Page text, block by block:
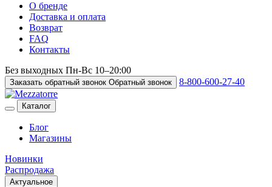
О бренде
Доставка и оплата
Возврат
FAQ
Контакты
Без выходных Пн-Вс 10–20:00
Заказать обратный звонок Обратный звонок 8-800-600-27-40
Каталог
Блог
Магазины
Новинки
Распродажа
Актуальное